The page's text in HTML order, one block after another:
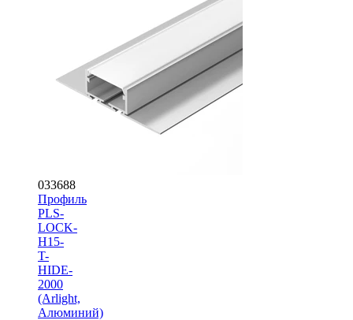
033688
Профиль
PLS-
LOCK-
H15-
T-
HIDE-
2000
(Arlight,
Алюминий)